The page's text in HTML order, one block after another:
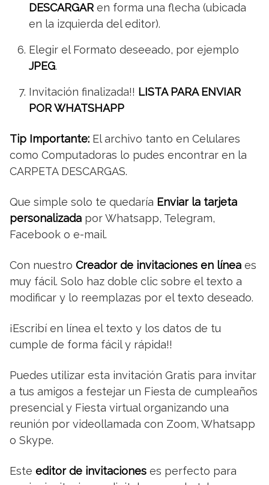
DESCARGAR en forma una flecha (ubicada
en la izquierda del editor).
Elegir el Formato deseeado, por ejemplo
JPEG.
Invitación finalizada!! LISTA PARA ENVIAR
POR WHATSHAPP
Tip Importante: El archivo tanto en Celulares
como Computadoras lo pudes encontrar en la
CARPETA DESCARGAS.
Que simple solo te quedaría Enviar la tarjeta
personalizada por Whatsapp, Telegram,
Facebook o e-mail.
Con nuestro Creador de invitaciones en línea es
muy fácil. Solo haz doble clic sobre el texto a
modificar y lo reemplazas por el texto deseado.
¡Escribí en línea el texto y los datos de tu
cumple de forma fácil y rápida!!
Puedes utilizar esta invitación Gratis para invitar
a tus amigos a festejar un Fiesta de cumpleaños
presencial y Fiesta virtual organizando una
reunión por videollamada con Zoom, Whatsapp
o Skype.
Este editor de invitaciones es perfecto para